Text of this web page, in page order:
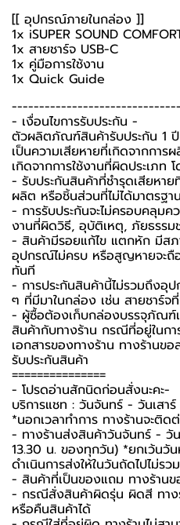
[[ อุปกรณ์ภายในกล่อง ]]
1x iSUPER SOUND
1x สายชาร์จ USB-C
1x คู่มือการใช้งาน
1x Quick Guide
-️ เงื่อนไขการรับประกัน -️
ตัวผลิตภัณฑ์สินค้ารับประกัน 1 ปี
เป็นความเสียหายที่เกิดจากการ
เกิดจากการใช้งานที่ผิดประเภท
- รับประกันสินค้าที่ชำรุดเสียหา
ผลิต หรือชิ้นส่วนที่ไม่ได้มาตรฐา
- การรับประกันจะไม่ครอบคลุมค
งานที่ผิดวิธี, อุบัติเหตุ, ภัยธรร
- สินค้ามีรอยแก้ไข แตกหัก มีส
อุปกรณ์ไม่ครบ หรือสูญหายจะถื
ทันที
- การประกันสินค้านี้ไม่รวมถึง
ๆ ที่มีมาในกล่อง เช่น สายชาร์
-️ ผู้ซื้อต้องเก็บกล่องบรรจุภัณฑ์เ
สินค้ากับทางร้าน กรณีที่อยู่ในก
เอกสารของทางร้าน ทางร้าน
รับประกันสินค้า
===============
-️ โปรดอ่านสักนิดก่อนสั่งนะคะ-️
บริการแชท : วันจันทร์ - วันเสา
*นอกเวลาทำการ ทางร้านจะติ
- ทางร้านส่งสินค้าวันจันทร์ - วั
13.30 น. ของทุกวัน) *ยกเว้นวั
ดำเนินการส่งให้ในวันถัดไปไม่ร
- สินค้าที่เป็นของแถม ทางร้าน
- กรณีสั่งสินค้าผิดรุ่น ผิดสี ทาง
หรือคืนสินค้าได้